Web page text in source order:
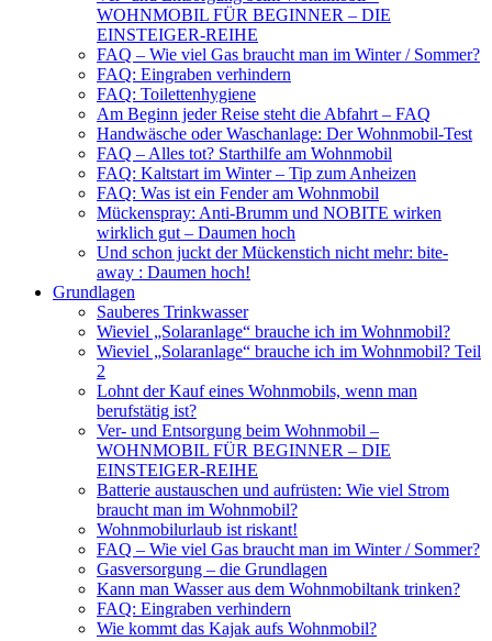
WOHNMOBIL FÜR BEGINNER – DIE
EINSTEIGER-REIHE
FAQ – Wie viel Gas braucht man im Winter / Sommer?
FAQ: Eingraben verhindern
FAQ: Toilettenhygiene
Am Beginn jeder Reise steht die Abfahrt – FAQ
Handwäsche oder Waschanlage: Der Wohnmobil-Test
FAQ – Alles tot? Starthilfe am Wohnmobil
FAQ: Kaltstart im Winter – Tip zum Anheizen
FAQ: Was ist ein Fender am Wohnmobil
Mückenspray: Anti-Brumm und NOBITE wirken
wirklich gut – Daumen hoch
Und schon juckt der Mückenstich nicht mehr: bite-
away : Daumen hoch!
Grundlagen
Sauberes Trinkwasser
Wieviel „Solaranlage“ brauche ich im Wohnmobil?
Wieviel „Solaranlage“ brauche ich im Wohnmobil? Teil
2
Lohnt der Kauf eines Wohnmobils, wenn man
berufstätig ist?
Ver- und Entsorgung beim Wohnmobil –
WOHNMOBIL FÜR BEGINNER – DIE
EINSTEIGER-REIHE
Batterie austauschen und aufrüsten: Wie viel Strom
braucht man im Wohnmobil?
Wohnmobilurlaub ist riskant!
FAQ – Wie viel Gas braucht man im Winter / Sommer?
Gasversorgung – die Grundlagen
Kann man Wasser aus dem Wohnmobiltank trinken?
FAQ: Eingraben verhindern
Wie kommt das Kajak aufs Wohnmobil?